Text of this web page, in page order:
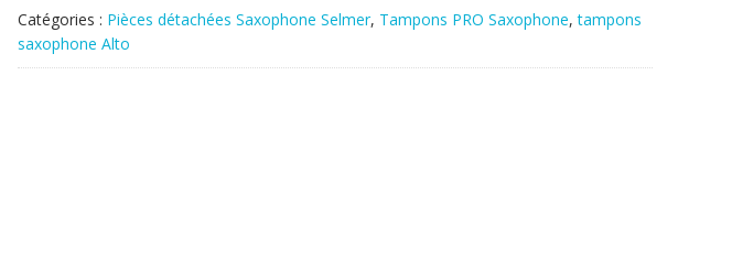
origine
saxophone
Catégories : Pièces détachées Saxophone Selmer, Tampons PRO Saxophone,tampons
saxophone Alto